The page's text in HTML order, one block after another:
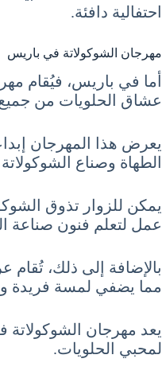
احتفالية دافئة.
مهرجان الشوكولاتة في باريس
أما في باريس، فيُقام
عشاق الحلويات من جميع
يعرض هذا المهرجان
الطهاة وصناع
يمكن للزوار تذوق
عمل لتعلم فنون صناعة
بالإضافة إلى ذلك، تُقام
مما يضفي لمسة فريدة
يعد مهرجان
لمحبي الحلويات.